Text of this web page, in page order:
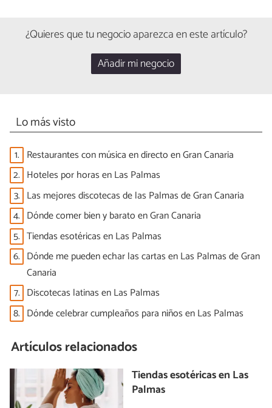
¿Quieres que tu negocio aparezca en este artículo?
Añadir mi negocio
Lo más visto
1. Restaurantes con música en directo en Gran Canaria
2. Hoteles por horas en Las Palmas
3. Las mejores discotecas de las Palmas de Gran Canaria
4. Dónde comer bien y barato en Gran Canaria
5. Tiendas esotéricas en Las Palmas
6. Dónde me pueden echar las cartas en Las Palmas de Gran
Canaria
7. Discotecas latinas en Las Palmas
8. Dónde celebrar cumpleaños para niños en Las Palmas
Artículos relacionados
Tiendas esotéricas en Las
Palmas